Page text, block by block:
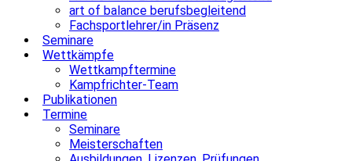
art of balance berufsbegleitend
Fachsportlehrer/in Präsenz
Seminare
Wettkämpfe
Wettkampftermine
Kampfrichter-Team
Publikationen
Termine
Seminare
Meisterschaften